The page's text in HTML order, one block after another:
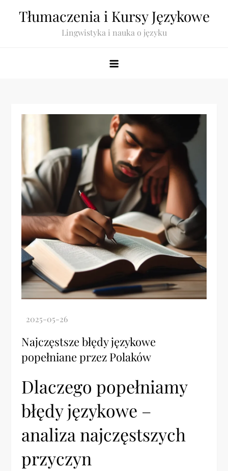
Tłumaczenia i Kursy Językowe
Lingwistyka i nauka o języku
Najczęstsze błędy językowe
popełniane przez Polaków
Dlaczego popełniamy
błędy językowe –
analiza najczęstszych
przyczyn